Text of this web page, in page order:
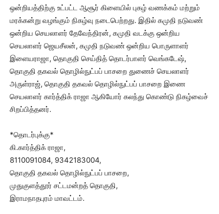
ஒன்றியத்திற்கு உட்பட்ட ஆசூர் கிளையில் புகழ் வணக்கம் மற்றும்
மரக்கன்று வழங்கும் நிகழ்வு நடைபெற்றது. இதில் கமுதி நடுவண்
ஒன்றிய செயலாளர் தேவேந்திரன், கமுதி வடக்கு ஒன்றிய
செயலாளர் ஜெயசீலன், கமுதி நடுவண் ஒன்றிய பொருளாளர்
இளையராஜா, தொகுதி செய்தித் தொடர்பாளர் வெங்கடேஷ்,
தொகுதி தகவல் தொழில்நுட்பப் பாசறை துணைச் செயலாளர்
அருள்ராஜ், தொகுதி தகவல் தொழில்நுட்பப் பாசறை இணை
செயலாளர் கார்த்திக் ராஜா ஆகியோர் கலந்து கொண்டு நிகழ்வைச்
சிறப்பித்தனர்.
*தொடர்புக்கு*
கி.கார்த்திக் ராஜா,
8110091084, 9342183004,
தொகுதி தகவல் தொழில்நுட்பப் பாசறை,
முதுகுளத்தூர் சட்டமன்றத் தொகுதி,
இராமநாதபுரம் மாவட்டம்.